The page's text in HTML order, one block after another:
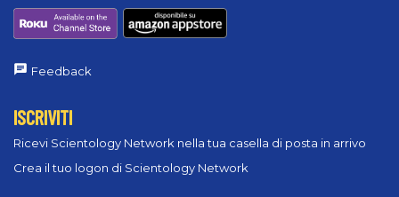
Feedback
ISCRIVITI
Ricevi Scientology Network nella tua casella di posta in arrivo
Crea il tuo logon di Scientology Network